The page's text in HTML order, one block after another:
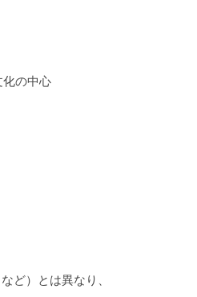
化の中心
ど）とは異なり、